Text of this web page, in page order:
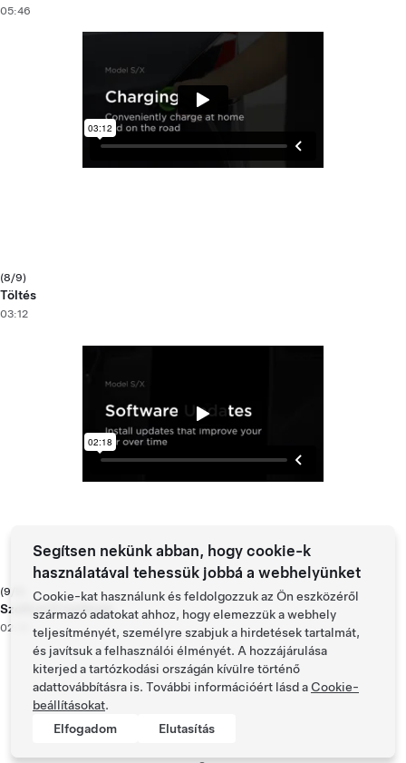
05:46
(8/9)
Töltés
03:12
(9/9)
Szoftverfrissítések
02:18
Segítsen nekünk abban, hogy cookie-k
használatával tehessük jobbá a webhelyünket
Cookie-kat használunk és feldolgozzuk az Ön eszközéről
származó adatokat ahhoz, hogy elemezzük a webhely
teljesítményét, személyre szabjuk a hirdetések tartalmát,
és javítsuk a felhasználói élményét. A hozzájárulása
kiterjed a tartózkodási országán kívülre történő
adattovábbításra is. További információért lásd a Cookie-
beállításokat.
Elfogadom
Elutasítás